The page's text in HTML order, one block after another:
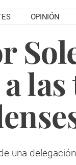
OPINIÓN
una